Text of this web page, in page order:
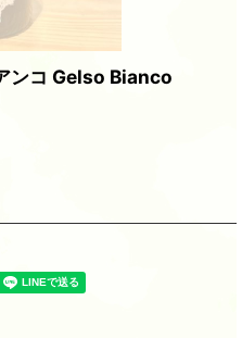
ンコ Gelso Bianco